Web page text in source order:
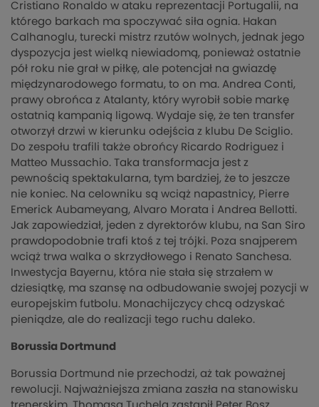
Cristiano Ronaldo w ataku reprezentacji Portugalii, na
którego barkach ma spoczywać siła ognia. Hakan
Calhanoglu, turecki mistrz rzutów wolnych, jednak jego
dyspozycja jest wielką niewiadomą, ponieważ ostatnie
pół roku nie grał w piłkę, ale potencjał na gwiazdę
międzynarodowego formatu, to on ma. Andrea Conti,
prawy obrońca z Atalanty, który wyrobił sobie markę
ostatnią kampanią ligową. Wydaje się, że ten transfer
otworzył drzwi w kierunku odejścia z klubu De Sciglio.
Do zespołu trafili także obrońcy Ricardo Rodriguez i
Matteo Mussachio. Taka transformacja jest z
pewnością spektakularna, tym bardziej, że to jeszcze
nie koniec. Na celowniku są wciąż napastnicy, Pierre
Emerick Aubameyang, Alvaro Morata i Andrea Bellotti.
Jak zapowiedział, jeden z dyrektorów klubu, na San Siro
prawdopodobnie trafi ktoś z tej trójki. Poza snajperem
wciąż trwa walka o skrzydłowego i Renato Sanchesa.
Inwestycja Bayernu, która nie stała się strzałem w
dziesiątkę, ma szansę na odbudowanie swojej pozycji w
europejskim futbolu. Monachijczycy chcą odzyskać
pieniądze, ale do realizacji tego ruchu daleko.
Borussia Dortmund
Borussia Dortmund nie przechodzi, aż tak poważnej
rewolucji. Najważniejsza zmiana zaszła na stanowisku